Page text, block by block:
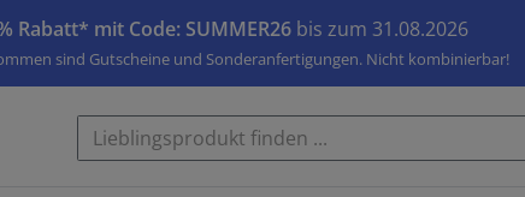
Rabatt* mit Code: SUMMER26 bis zum 31.08.2026
sind Gutscheine und Sonderanfertigungen. Nicht kombinierbar!